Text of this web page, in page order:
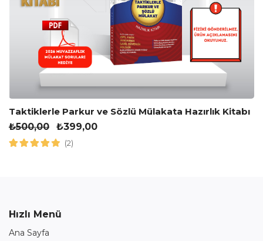
Taktiklerle Parkur ve Sözlü Mülakata Hazırlık Kitabı
₺500,00 ₺399,00
(2)
Hızlı Menü
Ana Sayfa